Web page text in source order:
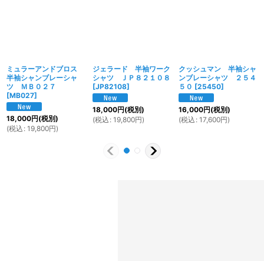
ミュラーアンドブロス
半袖シャンブレーシャ
ツ ＭＢ０２７
[MB027]
18,000円(税別)
(税込 : 19,800円)
ジェラード 半袖ワーク
シャツ ＪＰ８２１０８
[JP82108]
18,000円(税別)
(税込 : 19,800円)
クッシュマン 半袖シャ
ンブレーシャツ ２５４
５０ [25450]
16,000円(税別)
(税込 : 17,600円)